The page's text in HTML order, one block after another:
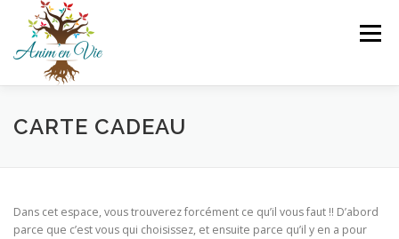
contenu
Menu
A PROPOS QUI SUIS-JE ?
CARTE CADEAU
Dans cet espace, vous trouverez forcément ce qu’il vous faut !! D’abord
parce que c’est vous qui choisissez, et ensuite parce qu’il y en a pour